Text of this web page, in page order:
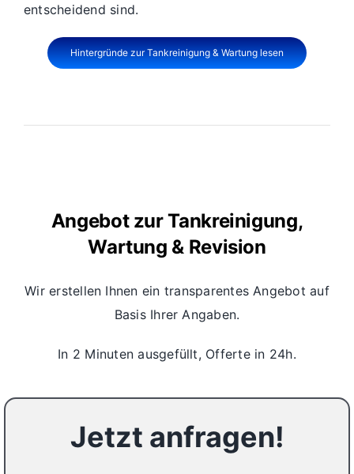
entscheidend sind.
Hintergründe zur Tankreinigung & Wartung lesen
Angebot zur Tankreinigung,
Wartung & Revision
Wir erstellen Ihnen ein transparentes Angebot auf
Basis Ihrer Angaben.
In 2 Minuten ausgefüllt, Offerte in 24h.
Jetzt anfragen!